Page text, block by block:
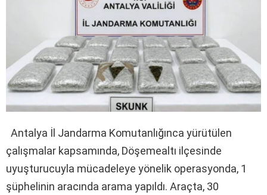
Antalya İl Jandarma Komutanlığınca yürütülen
çalışmalar kapsamında, Döşemealtı ilçesinde
uyuşturucuyla mücadeleye yönelik operasyonda, 1
şüphelinin aracında arama yapıldı. Araçta, 30